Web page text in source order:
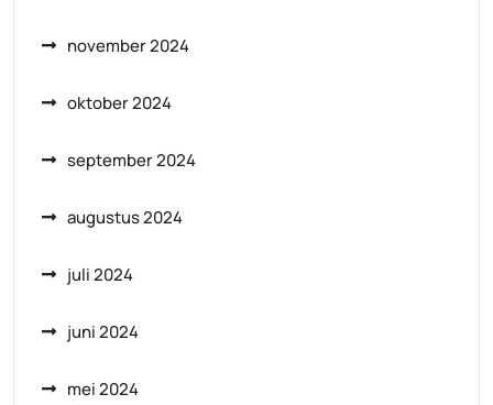
november 2024
oktober 2024
september 2024
augustus 2024
juli 2024
juni 2024
mei 2024